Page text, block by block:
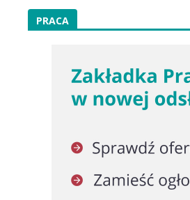
PRACA